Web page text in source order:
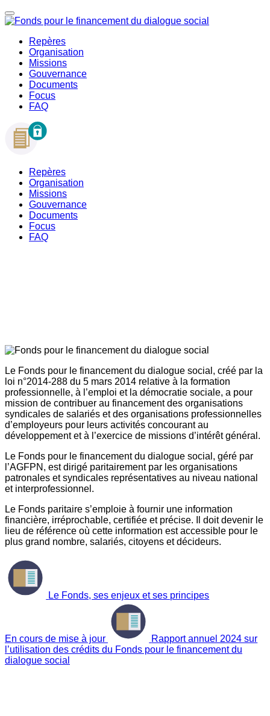
Repères
Organisation
Missions
Gouvernance
Documents
Focus
FAQ
Repères
Organisation
Missions
Gouvernance
Documents
Focus
FAQ
Le Fonds pour le financement du dialogue social, créé par la
loi n°2014-288 du 5 mars 2014 relative à la formation
professionnelle, à l’emploi et la démocratie sociale, a pour
mission de contribuer au financement des organisations
syndicales de salariés et des organisations professionnelles
d’employeurs pour leurs activités concourant au
développement et à l’exercice de missions d’intérêt général.
Le Fonds pour le financement du dialogue social, géré par
l’AGFPN, est dirigé paritairement par les organisations
patronales et syndicales représentatives au niveau national
et interprofessionnel.
Le Fonds paritaire s’emploie à fournir une information
financière, irréprochable, certifiée et précise. Il doit devenir le
lieu de référence où cette information est accessible pour le
plus grand nombre, salariés, citoyens et décideurs.
Le Fonds, ses enjeux et ses principes
En cours de mise à jour
Rapport annuel 2024 sur
l’utilisation des crédits du Fonds pour le financement du
dialogue social